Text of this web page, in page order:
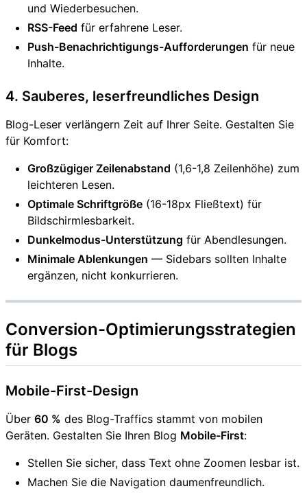
und Wiederbesuchen.
RSS-Feed für erfahrene Leser.
Push-Benachrichtigungs-Aufforderungen für neue
Inhalte.
4. Sauberes, leserfreundliches Design
Blog-Leser verlängern Zeit auf Ihrer Seite. Gestalten Sie
für Komfort:
Großzügiger Zeilenabstand (1,6-1,8 Zeilenhöhe) zum
leichteren Lesen.
Optimale Schriftgröße (16-18px Fließtext) für
Bildschirmlesbarkeit.
Dunkelmodus-Unterstützung für Abendlesungen.
Minimale Ablenkungen — Sidebars sollten Inhalte
ergänzen, nicht konkurrieren.
Conversion-Optimierungsstrategien
für Blogs
Mobile-First-Design
Über 60 % des Blog-Traffics stammt von mobilen
Geräten. Gestalten Sie Ihren Blog Mobile-First:
Stellen Sie sicher, dass Text ohne Zoomen lesbar ist.
Machen Sie die Navigation daumenfreundlich.